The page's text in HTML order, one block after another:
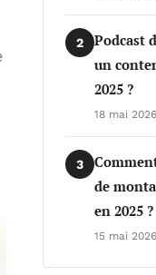
2
Podcast
un
2025 ?
18 mai 2026
3
de
en 2025 ?
15 mai 2026